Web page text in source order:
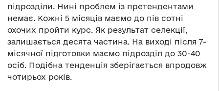
підрозділи. Нині проблем із претендентами
немає. Кожні 5 місяців маємо до пів сотні
охочих пройти курс. Як результат селекції,
залишається десята частина. На виході після 7-
місячної підготовки маємо підрозділ до 30-40
осіб. Подібна тенденція зберігається впродовж
чотирьох років.